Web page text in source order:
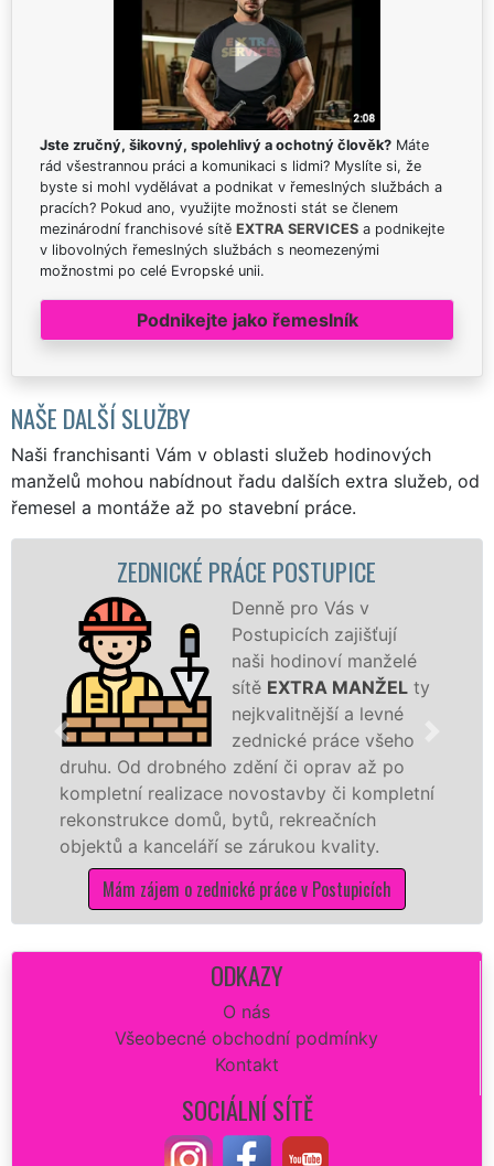
Jste zručný, šikovný, spolehlivý a ochotný člověk? Máte
rád všestrannou práci a komunikaci s lidmi? Myslíte si, že
byste si mohl vydělávat a podnikat v řemeslných službách a
pracích? Pokud ano, využijte možnosti stát se členem
mezinárodní franchisové sítě EXTRA SERVICES a podnikejte
v libovolných řemeslných službách s neomezenými
možnostmi po celé Evropské unii.
Podnikejte jako řemeslník
NAŠE DALŠÍ SLUŽBY
Naši franchisanti Vám v oblasti služeb hodinových
manželů mohou nabídnout řadu dalších extra služeb, od
řemesel a montáže až po stavební práce.
ZEDNICKÉ PRÁCE POSTUPICE
Denně pro Vás v
Postupicích zajišťují
naši hodinoví manželé
sítěEXTRA MANŽELty
nejkvalitnější a levné
zednické práce všeho
Od drobného zdění či oprav až po
realizace novostavby či kompletní
domů, bytů, rekreačních
a kanceláří se zárukou kvality.
zájem o zednické práce v Postupicích
ODKAZY
O nás
Všeobecné obchodní podmínky
Kontakt
SOCIÁLNÍ SÍTĚ